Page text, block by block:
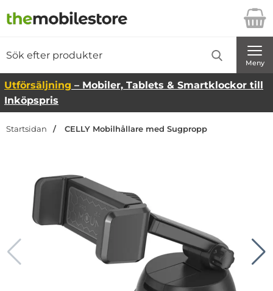
Startsidan för Danira Telecom AB
Meny
Utförsäljning – Mobiler, Tablets & Smartklockor till
Inköpspris
Startsidan CELLY Mobilhållare med Sugpropp